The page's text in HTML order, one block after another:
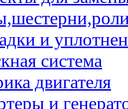
и
система
двигателя
и